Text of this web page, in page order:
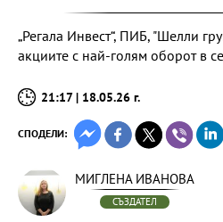
„Регала Инвест“, ПИБ, "Шелли
акциите с най-голям оборот в
21:17 | 18.05.26 г.
СПОДЕЛИ:
МИГЛЕНА ИВАНОВА
СЪЗДАТЕЛ